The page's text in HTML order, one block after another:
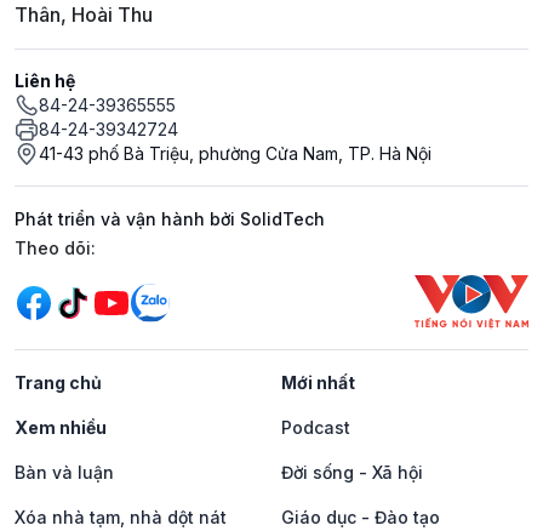
Thân, Hoài Thu
Liên hệ
84-24-39365555
84-24-39342724
41-43 phố Bà Triệu, phường Cửa Nam, TP. Hà Nội
Phát triển và vận hành bởi SolidTech
Mạng xã hội
Theo dõi:
Trang chủ Mới nhất
Xem nhiều Podcast
Bàn và luận Đời sống - Xã hội
Xóa nhà tạm, nhà dột nát Giáo dục - Đào tạo